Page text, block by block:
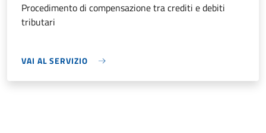
Procedimento di compensazione tra crediti e debiti
tributari
VAI AL SERVIZIO